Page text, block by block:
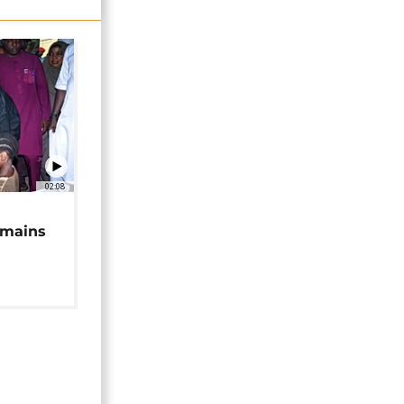
02:08